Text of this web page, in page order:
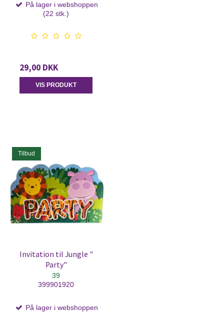
På lager i webshoppen
(22 stk.)
29,00 DKK
VIS PRODUKT
Tilbud
Invitation til Jungle "
Party"
39
399901920
På lager i webshoppen